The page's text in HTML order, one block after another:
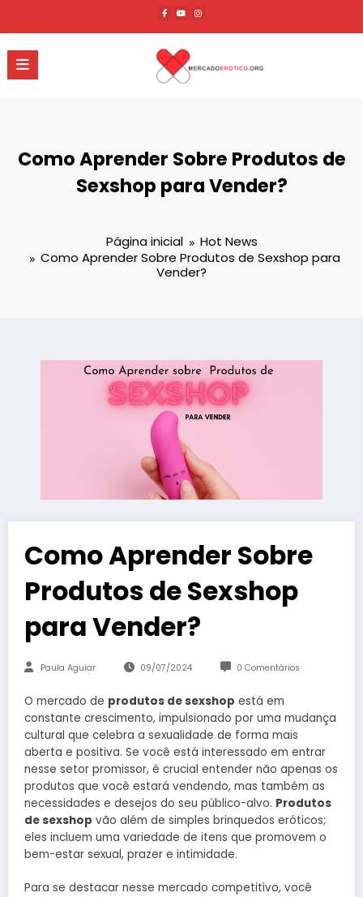
o
conteúdo
Como Aprender Sobre Produtos de
Sexshop para Vender?
Página inicial
Hot News
Como Aprender Sobre Produtos de Sexshop para
Vender?
Como Aprender Sobre
Produtos de Sexshop
para Vender?
Paula Aguiar 09/07/2024 0 Comentários
O mercado de produtos de sexshop está em
constante crescimento, impulsionado por uma mudança
cultural que celebra a sexualidade de forma mais
aberta e positiva. Se você está interessado em entrar
nesse setor promissor, é crucial entender não apenas os
produtos que você estará vendendo, mas também as
necessidades e desejos do seu público-alvo. Produtos
de sexshop vão além de simples brinquedos eróticos;
eles incluem uma variedade de itens que promovem o
bem-estar sexual, prazer e intimidade.
Para se destacar nesse mercado competitivo, você